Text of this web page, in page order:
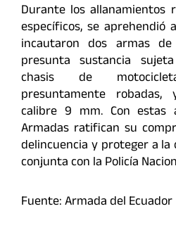
Durante los allanamientos
específicos, se aprehendió
incautaron dos armas
presunta sustancia
chasis de
presuntamente
calibre 9 mm. Con estas
Armadas ratifican su
delincuencia y proteger a
conjunta con la Policía
Fuente: Armada del Ecuador